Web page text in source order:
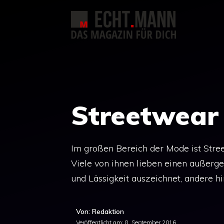
Streetwear
Im großen Bereich der Mode ist
Viele von ihnen lieben einen
und Lässigkeit auszeichnet, andere
Von: Redaktion
Veröffentlicht am: 8. September 2016